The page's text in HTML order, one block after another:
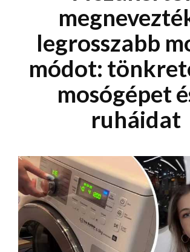
legrosszabb
módot:
mosógépet
ruháidat